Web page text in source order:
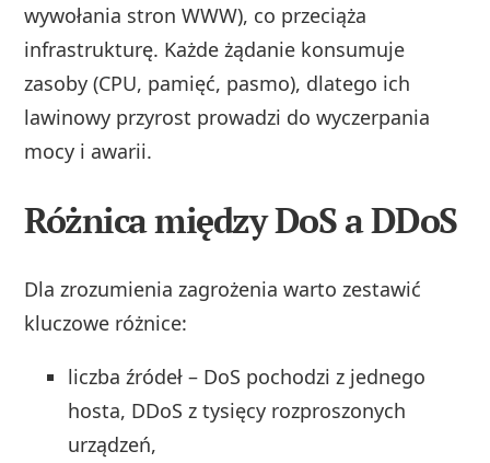
wywołania stron WWW), co przeciąża
infrastrukturę. Każde żądanie konsumuje
zasoby (CPU, pamięć, pasmo), dlatego ich
lawinowy przyrost prowadzi do wyczerpania
mocy i awarii.
Różnica między DoS a DDoS
Dla zrozumienia zagrożenia warto zestawić
kluczowe różnice:
liczba źródeł – DoS pochodzi z jednego
hosta, DDoS z tysięcy rozproszonych
urządzeń,